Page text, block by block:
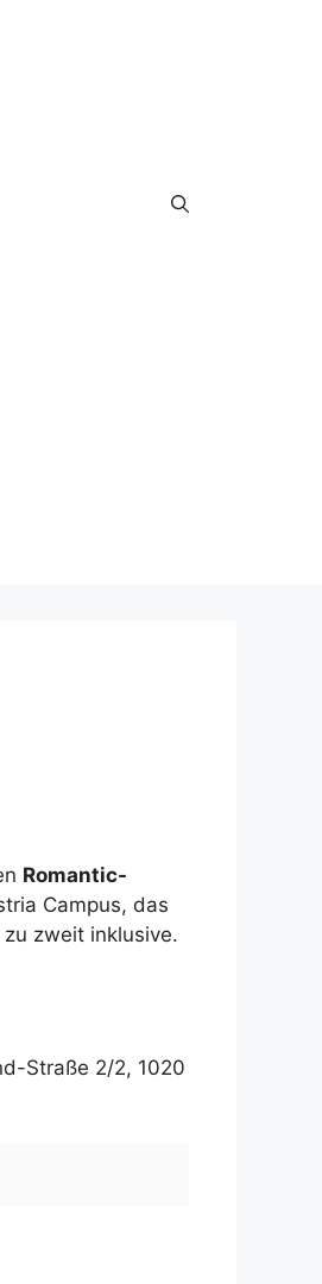
Romantic-
Campus, das
zweit inklusive.
Straße 2/2, 1020